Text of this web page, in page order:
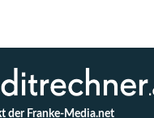
der Franke-Media.net